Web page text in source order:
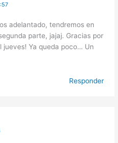
adelantado, tendremos en
parte, jajaj. Gracias por
jueves! Ya queda poco… Un
Responder